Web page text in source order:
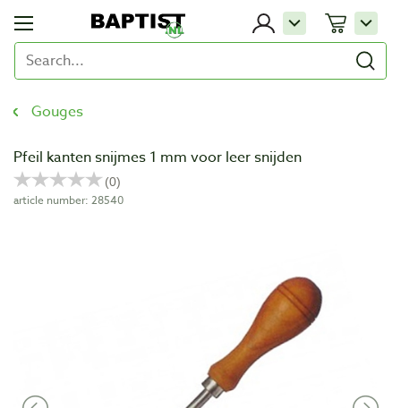
Gouges
Pfeil kanten snijmes 1 mm voor leer snijden
article number: 28540